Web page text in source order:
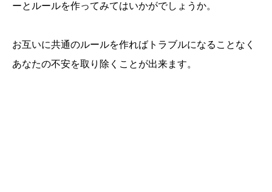
ーとルールを作ってみてはいかがでしょうか。
お互いに共通のルールを作ればトラブルになることなく
あなたの不安を取り除くことが出来ます。